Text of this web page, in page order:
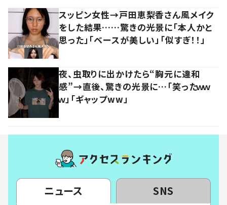
スッピン女性→戸田恵梨香さん風メイク
をした結果……驚きの光景に「本人かと
思った」「ベースが美しい」「似すぎ！！」
夜、虫取りに出かけたら“胸元に違和
感”→直後、驚きの光景に…「笑ったｗｗ
ｗ」「ギャップww」
ニュース SNS